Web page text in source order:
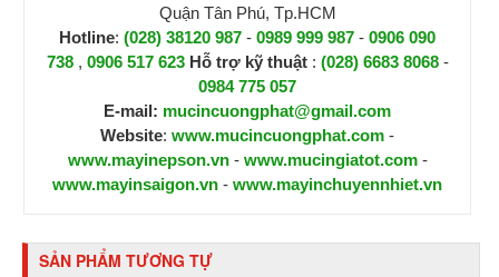
Quận Tân Phú, Tp.HCM
Hotline: (028) 38120 987 - 0989 999 987 - 0906 090
738, 0906 517 623 Hỗ trợ kỹ thuật : (028) 6683 8068-
0984 775 057
E-mail: mucincuongphat@gmail.com
Website: www.mucincuongphat.com -
www.mayinepson.vn- www.mucingiatot.com-
www.mayinsaigon.vn - www.mayinchuyennhiet.vn
SẢN PHẨM TƯƠNG TỰ